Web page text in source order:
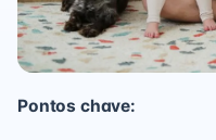
Pontos chave: